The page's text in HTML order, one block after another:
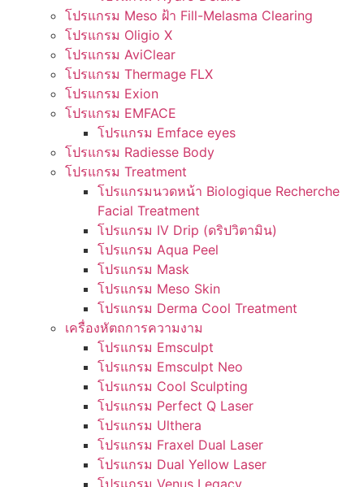
โปรแกรม Meso ฝ้า Fill-Melasma Clearing
โปรแกรม Oligio X
โปรแกรม AviClear
โปรแกรม Thermage FLX
โปรแกรม Exion
โปรแกรม EMFACE
โปรแกรม Emface eyes
โปรแกรม Radiesse Body
โปรแกรม Treatment
โปรแกรมนวดหน้า Biologique Recherche
Facial Treatment
โปรแกรม IV Drip (ดริปวิตามิน)
โปรแกรม Aqua Peel
โปรแกรม Mask
โปรแกรม Meso Skin
โปรแกรม Derma Cool Treatment
เครื่องหัตถการความงาม
โปรแกรม Emsculpt
โปรแกรม Emsculpt Neo
โปรแกรม Cool Sculpting
โปรแกรม Perfect Q Laser
โปรแกรม Ulthera
โปรแกรม Fraxel Dual Laser
โปรแกรม Dual Yellow Laser
โปรแกรม Venus Legacy